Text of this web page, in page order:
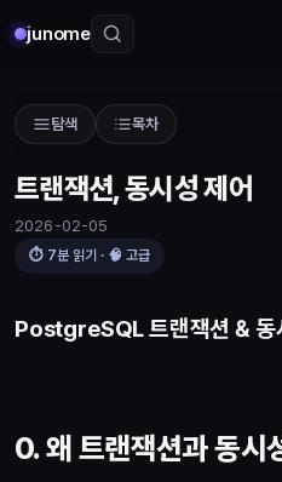
junome
탐색 목차
트랜잭션, 동시성 제어
2026-02-05
⏱ 7분 읽기 · 🧠 고급
PostgreSQL 트랜잭션 & 동
0. 왜 트랜잭션과 동시